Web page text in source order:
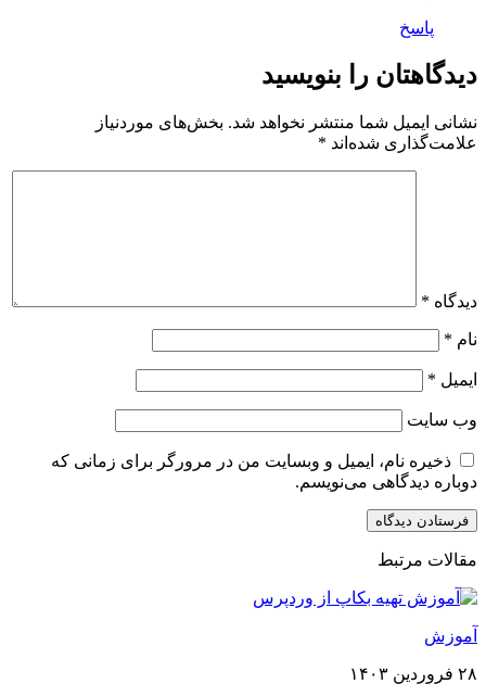
پاسخ
دیدگاهتان را بنویسید
نشانی ایمیل شما منتشر نخواهد شد. بخش‌های موردنیاز
علامت‌گذاری شده‌اند *
دیدگاه *
نام *
ایمیل *
وب‌ سایت
ذخیره نام، ایمیل و وبسایت من در مرورگر برای زمانی که
دوباره دیدگاهی می‌نویسم.
مقالات مرتبط
آموزش
۲۸ فروردین ۱۴۰۳